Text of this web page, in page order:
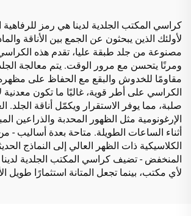
كراسي المكتب الجلدية لدينا هي رمز للرفاهية
لأولئك الذين يبحثون عن الجمع بين الأناقة
مصنوعة من جلد طبقة عليا، تقدم هذه
ومرنًا يتحسن مع مرور الوقت. يتم معالجة
مقاومًا للخدوش والبقع مع الحفاظ على
الكراسي على أطر قوية، غالبًا ما تكون معدنية
صلبة، مما يوفر الاستقرار ويكمّل أناقة الجلد.
الإرغونومية مثل الظهور المحدبة والذراعين
أثناء الساعات الطويلة. متاحة بعدة أساليب -
الكلاسيكية ذات الظهر العالي إلى النماذج
المنخفض - تضيف كراسي المكتب الجلدية
لأي مكتب، بينما تجعل المتانة استثمارًا طويل